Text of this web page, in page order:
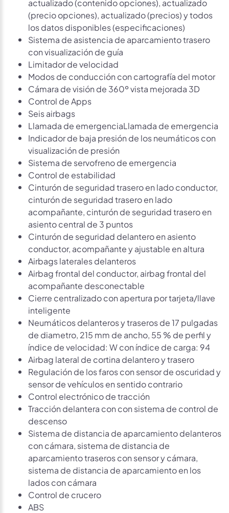
(precio opciones), actualizado (precios) y todos
los datos disponibles (especificaciones)
Sistema de asistencia de aparcamiento trasero
con visualización de guía
Limitador de velocidad
Modos de conducción con cartografía del motor
Cámara de visión de 360º vista mejorada 3D
Control de Apps
Seis airbags
Llamada de emergenciaLlamada de emergencia
Indicador de baja presión de los neumáticos con
visualización de presión
Sistema de servofreno de emergencia
Control de estabilidad
Cinturón de seguridad trasero en lado conductor,
cinturón de seguridad trasero en lado
acompañante, cinturón de seguridad trasero en
asiento central de 3 puntos
Cinturón de seguridad delantero en asiento
conductor, acompañante y ajustable en altura
Airbags laterales delanteros
Airbag frontal del conductor, airbag frontal del
acompañante desconectable
Cierre centralizado con apertura por tarjeta/llave
inteligente
Neumáticos delanteros y traseros de 17 pulgadas
de diametro, 215 mm de ancho, 55 % de perfil y
índice de velocidad: W con índice de carga: 94
Airbag lateral de cortina delantero y trasero
Regulación de los faros con sensor de oscuridad y
sensor de vehículos en sentido contrario
Control electrónico de tracción
Tracción delantera con con sistema de control de
descenso
Sistema de distancia de aparcamiento delanteros
con cámara, sistema de distancia de
aparcamiento traseros con sensor y cámara,
sistema de distancia de aparcamiento en los
lados con cámara
Control de crucero
ABS